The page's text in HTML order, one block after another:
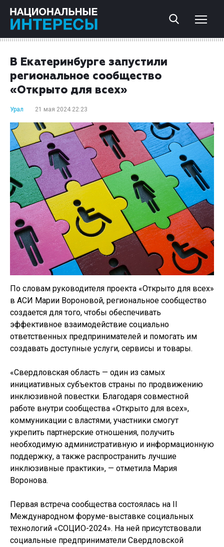
В Екатеринбурге запустили
региональное сообщество
«Открыто для всех»
Урал 21 мая 2024 22:23
По словам руководителя проекта «Открыто для всех»
в АСИ Марии Вороновой, региональное сообщество
создается для того, чтобы обеспечивать
эффективное взаимодействие социально
ответственных предпринимателей и помогать им
создавать доступные услуги, сервисы и товары.
«Свердловская область — один из самых
инициативных субъектов страны по продвижению
инклюзивной повестки. Благодаря совместной
работе внутри сообщества «Открыто для всех»,
коммуникации с властями, участники смогут
укрепить партнерские отношения, получить
необходимую административную и информационную
поддержку, а также распространить лучшие
инклюзивные практики», — отметила Мария
Воронова.
Первая встреча сообщества состоялась на II
Международном форуме-выставке социальных
технологий «СОЦИО-2024». На ней присутствовали
социальные предприниматели Свердловской